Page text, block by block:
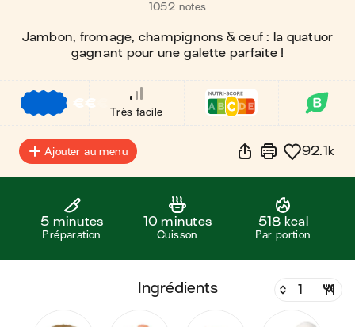
1052 notes
Jambon, fromage, champignons & œuf : la quatuor
gagnant pour une galette parfaite !
€€
Très facile
Ajouter au menu 92.1k
5 minutes
Préparation
10 minutes
Cuisson
518 kcal
Par portion
ingrédients